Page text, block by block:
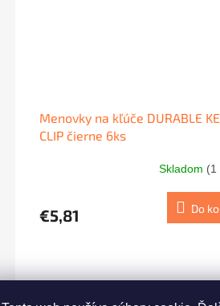
Menovky na kľúče DURABLE
CLIP čierne 6ks
Skladom (1
€5,81 Do